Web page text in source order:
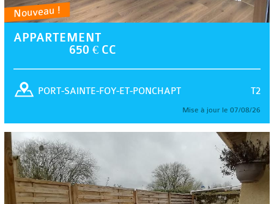
Nouveau !
APPARTEMENT
650 € CC
T2
PORT-SAINTE-FOY-ET-PONCHAPT
Mise à jour le 07/08/26